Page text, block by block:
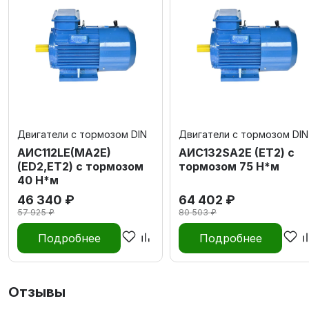
Двигатели с тормозом DIN
AИC112LЕ(MA2Е)
(ED2,ET2) с тормозом
40 Н*м
46 340 ₽
57 925 ₽
Подробнее
Двигатели с тормозом DIN
AИC132SA2Е (ET2) с
тормозом 75 Н*м
64 402 ₽
80 503 ₽
Подробнее
Отзывы